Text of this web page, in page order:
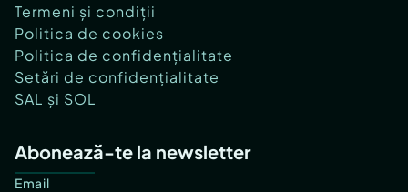
Termeni și condiții
Politica de cookies
Politica de confidențialitate
Setări de confidențialitate
SAL și SOL
Abonează-te la newsletter
Email